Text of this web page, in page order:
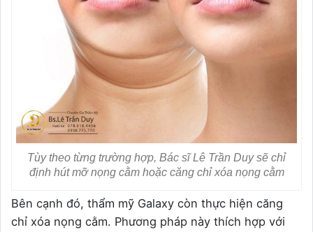
Tùy theo từng trường hợp, Bác sĩ Lê Trần Duy sẽ chỉ
định hút mỡ nọng cằm hoặc căng chỉ xóa nọng cằm
Bên cạnh đó, thẩm mỹ Galaxy còn thực hiện căng
chỉ xóa nọng cằm. Phương pháp này thích hợp với